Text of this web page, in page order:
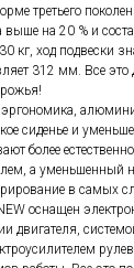
третьего
выше на 20 % и
кг, ход подвески
312 мм. Все это
сиденье и
более
а уменьшенный
в самых
оснащен
двигателя,